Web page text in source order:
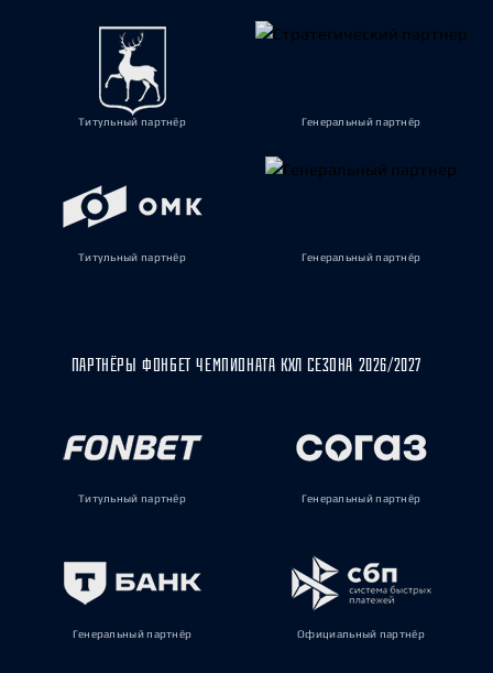
Титульный партнёр Генеральный партнёр
Титульный партнёр Генеральный партнёр
ПАРТНЁРЫ ФОНБЕТ ЧЕМПИОНАТА КХЛ СЕЗОНА 2026/2027
Титульный партнёр Генеральный партнёр
Генеральный партнёр Официальный партнёр